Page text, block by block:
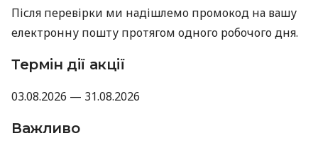
Після перевірки ми надішлемо промокод на вашу
електронну пошту протягом одного робочого дня.
Термін дії акції
03.08.2026 — 31.08.2026
Важливо